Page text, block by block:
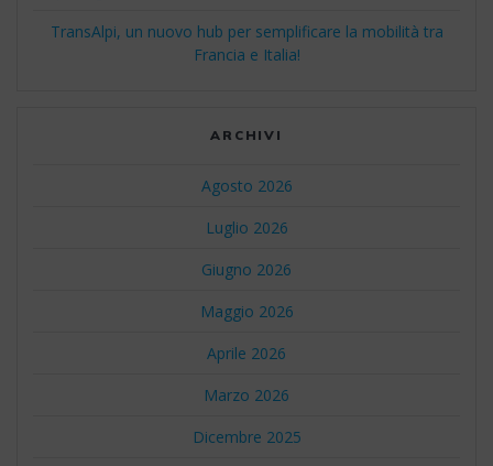
TransAlpi, un nuovo hub per semplificare la mobilità tra
Francia e Italia!
ARCHIVI
Agosto 2026
Luglio 2026
Giugno 2026
Maggio 2026
Aprile 2026
Marzo 2026
Dicembre 2025